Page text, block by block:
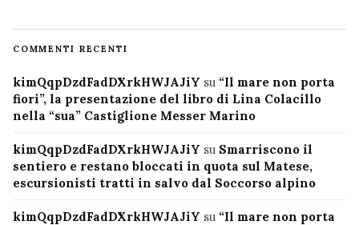
COMMENTI RECENTI
kimQqpDzdFadDXrkHWJAJiY su “Il mare non porta
fiori”, la presentazione del libro di Lina Colacillo
nella “sua” Castiglione Messer Marino
kimQqpDzdFadDXrkHWJAJiY su Smarriscono il
sentiero e restano bloccati in quota sul Matese,
escursionisti tratti in salvo dal Soccorso alpino
kimQqpDzdFadDXrkHWJAJiY su “Il mare non porta